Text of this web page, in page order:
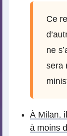
Ce
ne
sera
À Milan,
à moins